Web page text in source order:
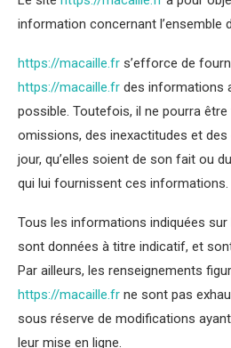
information concernant l’ensemble
https://macaille.fr s’efforce de
https://macaille.fr des informations
possible. Toutefois, il ne pourra
omissions, des inexactitudes et
jour, qu’elles soient de son fait ou
qui lui fournissent ces informations.
Tous les informations indiquées sur
sont données à titre indicatif, et
Par ailleurs, les renseignements
https://macaille.fr ne sont pas
sous réserve de modifications
leur mise en ligne.